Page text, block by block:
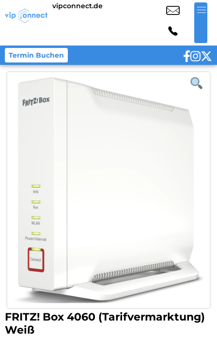
vipconnect.de
Termin Buchen
FRITZ! Box 4060 (Tarifvermarktung)
Weiß